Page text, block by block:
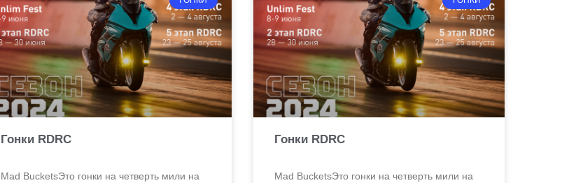
Гонки RDRC
Mad BucketsЭто гонки на четверть мили на
Гонки RDRC
Mad BucketsЭто гонки на четверть мили на